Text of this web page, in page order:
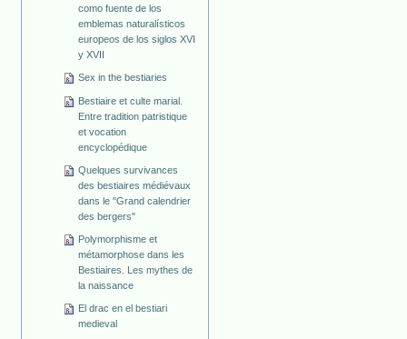
como fuente de los
emblemas naturalísticos
europeos de los siglos XVI
y XVII
Sex in the bestiaries
Bestiaire et culte marial.
Entre tradition patristique
et vocation
encyclopédique
Quelques survivances
des bestiaires médiévaux
dans le "Grand calendrier
des bergers"
Polymorphisme et
métamorphose dans les
Bestiaires. Les mythes de
la naissance
El drac en el bestiari
medieval